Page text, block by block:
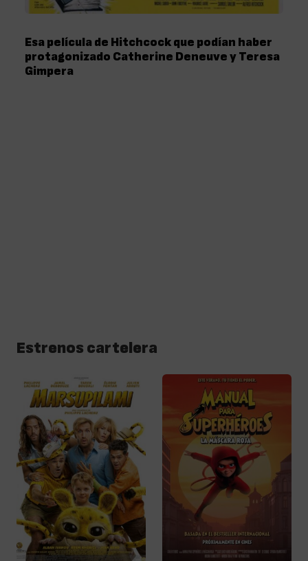
Esa película de Hitchcock que podían haber
protagonizado Catherine Deneuve y Teresa
Gimpera
Estrenos cartelera